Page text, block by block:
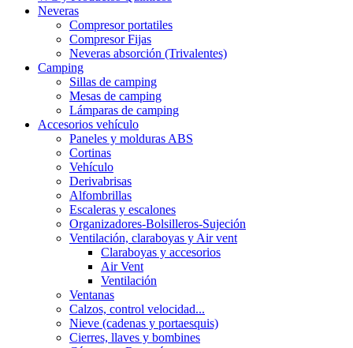
Neveras
Compresor portatiles
Compresor Fijas
Neveras absorción (Trivalentes)
Camping
Sillas de camping
Mesas de camping
Lámparas de camping
Accesorios vehículo
Paneles y molduras ABS
Cortinas
Vehículo
Derivabrisas
Alfombrillas
Escaleras y escalones
Organizadores-Bolsilleros-Sujeción
Ventilación, claraboyas y Air vent
Claraboyas y accesorios
Air Vent
Ventilación
Ventanas
Calzos, control velocidad...
Nieve (cadenas y portaesquis)
Cierres, llaves y bombines